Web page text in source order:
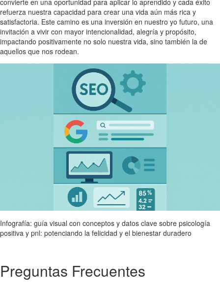
refuerza nuestra capacidad para crear una vida aún más rica y
satisfactoria. Este camino es una inversión en nuestro yo futuro, una
invitación a vivir con mayor intencionalidad, alegría y propósito,
impactando positivamente no solo nuestra vida, sino también la de
aquellos que nos rodean.
Infografía: guía visual con conceptos y datos clave sobre psicología
positiva y pnl: potenciando la felicidad y el bienestar duradero
Preguntas Frecuentes